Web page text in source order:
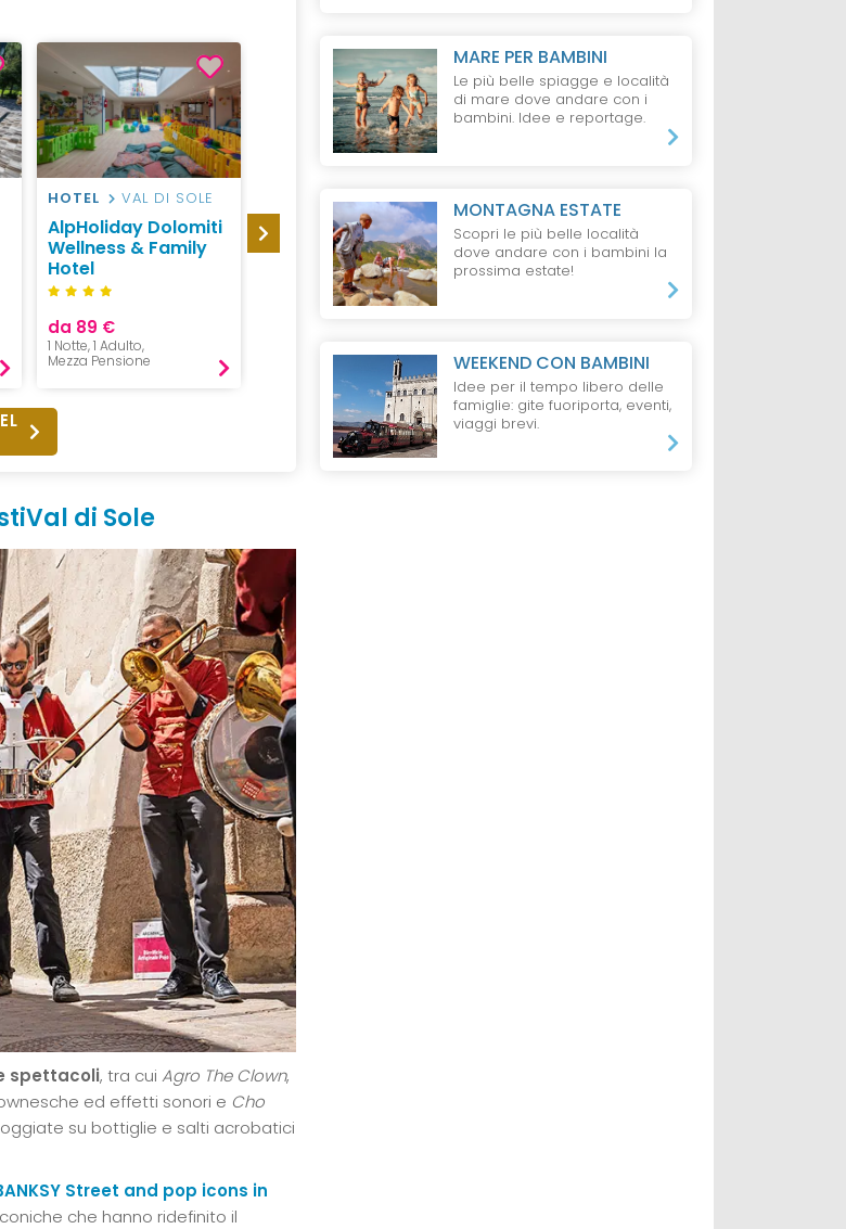
HOTEL VAL DI SOLE
AlpHoliday Dolomiti
Wellness & Family
Hotel
da 89 €
1 Notte, 1 Adulto,
Mezza Pensione
RESIDENCE
VAL DI
SOLE
Appartamenti
Vacanze Val di Sole
Pernottamento
Hotel Arcangelo
S
Mezza Pensione
di Sole
spettacoli, tra cui Agro The Clown,
ed effetti sonori e Cho
su bottiglie e salti acrobatici
Street and pop icons in
che hanno ridefinito il
MARE PER BAMBINI
Le più belle spiagge e località
di mare dove andare con i
bambini. Idee e reportage.
MONTAGNA ESTATE
Scopri le più belle località
dove andare con i bambini la
prossima estate!
WEEKEND CON BAMBINI
Idee per il tempo libero delle
famiglie: gite fuoriporta, eventi,
viaggi brevi.